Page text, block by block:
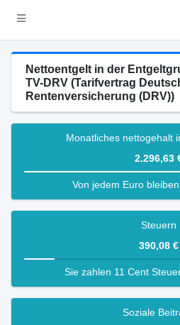
Nettoentgelt in der
TV-DRV (Tarifvertrag
Rentenversicherung (DRV))
Monatliches nettogehalt
2.296,63
Von jedem Euro
Steuern
390,08 €
Sie zahlen 11 Cent
Soziale